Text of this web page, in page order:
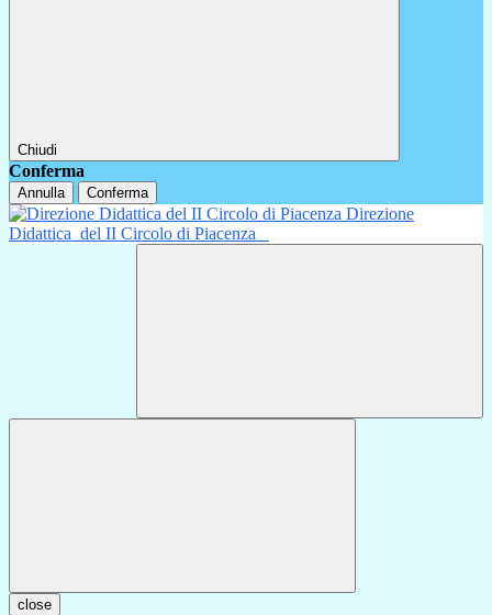
Chiudi
Conferma
Annulla Conferma
Direzione
Didattica del II Circolo di Piacenza
close